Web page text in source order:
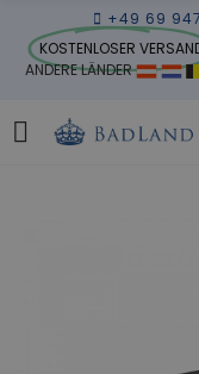
+49 69
KOSTENLOSER
ANDERE LÄNDER